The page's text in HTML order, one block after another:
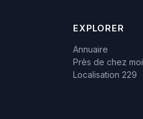
EXPLORER
Annuaire
Près de chez moi
Localisation 229